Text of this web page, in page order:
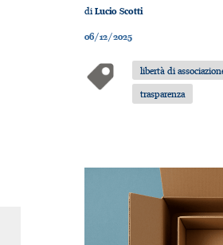
diLucio Scotti
06/12/2025
libertà di
trasparenza